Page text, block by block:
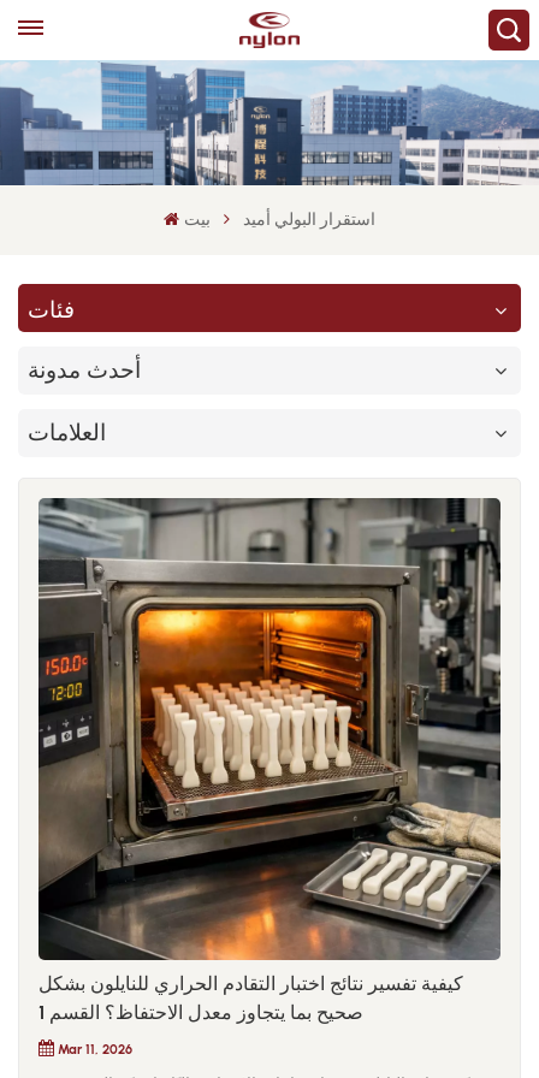
بيت استقرار البولي أميد
فئات
أحدث مدونة
العلامات
كيفية تفسير نتائج اختبار التقادم الحراري للنايلون بشكل
صحيح بما يتجاوز معدل الاحتفاظ؟ القسم 1
Mar 11, 2026